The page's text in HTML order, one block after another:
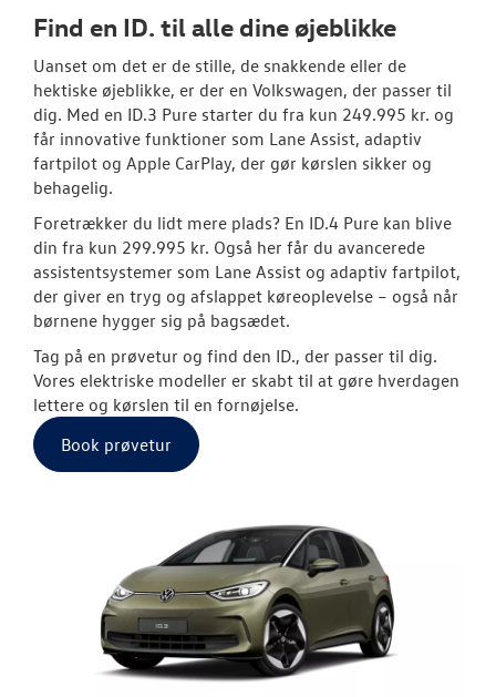
Privatleasing
Finansiering
Vejen til et
Modeller
ID. Polo
Aktuelle
ID.5
T-Roc
Find en ID. til alle dine øjeblikke
Uanset om det er de stille, de snakkende eller de
hektiske øjeblikke, er der en Volkswagen, der passer til
dig. Med en ID.3 Pure starter du fra kun 249.995 kr. og
får innovative funktioner som Lane Assist, adaptiv
fartpilot og Apple CarPlay, der gør kørslen sikker og
behagelig.
Foretrækker du lidt mere plads? En ID.4 Pure kan blive
din fra kun 299.995 kr. Også her får du avancerede
assistentsystemer som Lane Assist og adaptiv fartpilot,
der giver en tryg og afslappet køreoplevelse – også når
børnene hygger sig på bagsædet.
Tag på en prøvetur og find den ID., der passer til dig.
Vores elektriske modeller er skabt til at gøre hverdagen
lettere og kørslen til en fornøjelse.
Book prøvetur